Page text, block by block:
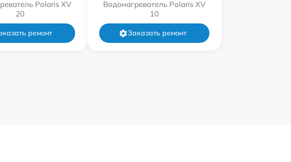
Polaris XV
20
ремонт
Водонагреватель Polaris XV
10
Заказать ремонт